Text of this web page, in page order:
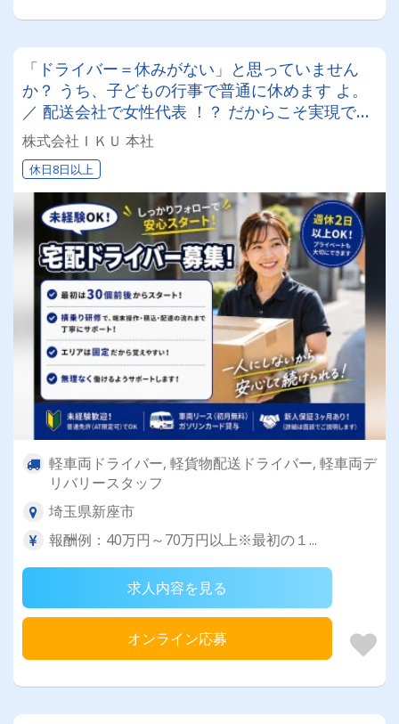
「ドライバー＝休みがない」と思っていません
か？ うち、子どもの行事で普通に休めます よ。
／ 配送会社で女性代表 ！？ だからこそ実現でき
た「ドライバー目線の働きやすさ」 ／ 配送ドラ
イバー
株式会社ＩＫＵ 本社
休日8日以上
軽車両ドライバー, 軽貨物配送ドライバー, 軽車両デ
リバリースタッフ
埼玉県新座市
報酬例：40万円～70万円以上※最初の１...
求人内容を見る
オンライン応募